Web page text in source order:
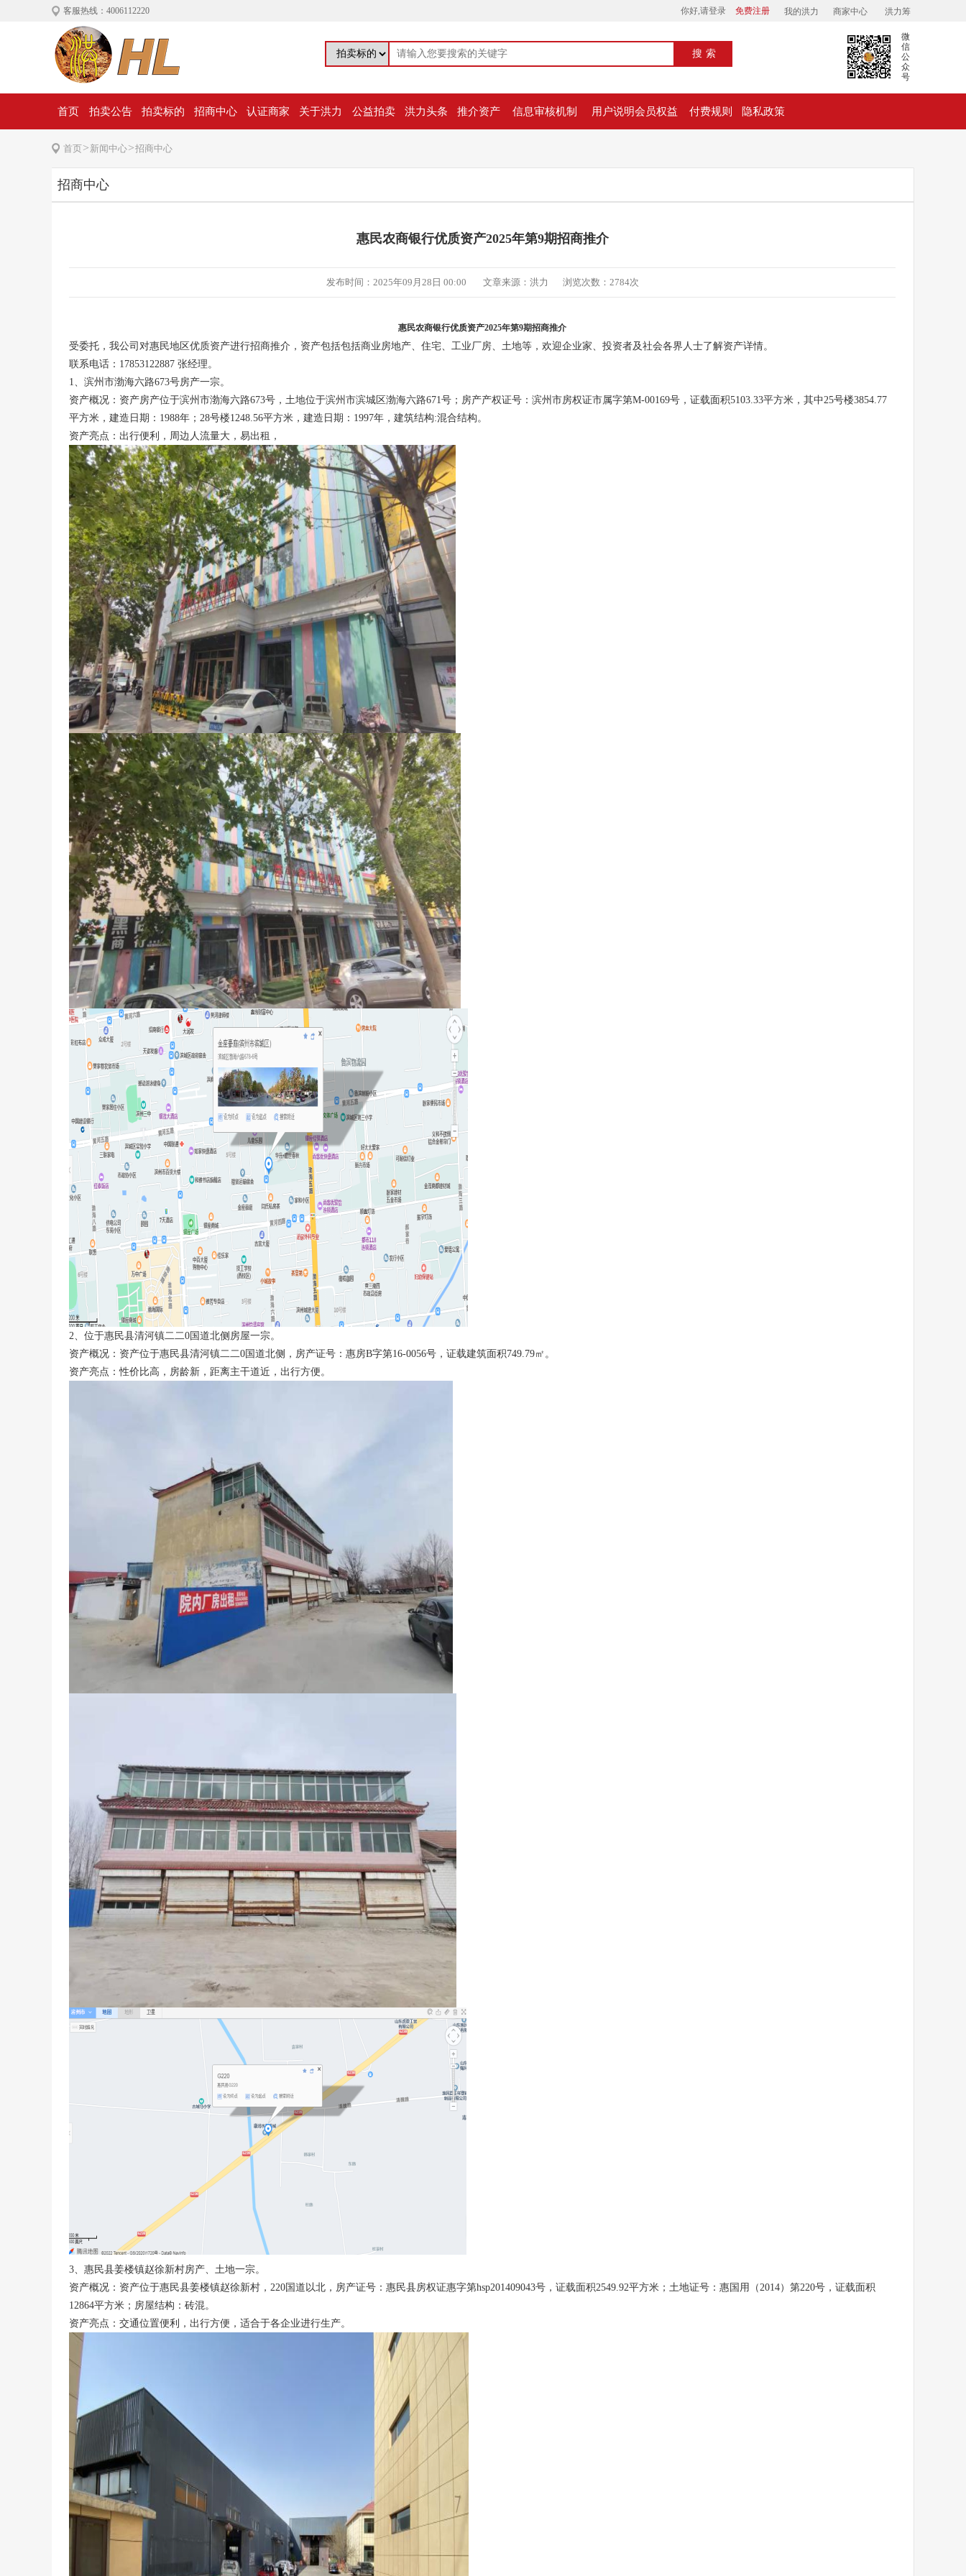
客服热线：4006112220 你好,请登录 免费注册 我的洪力 商家中心 洪力筹
搜索
微
信
公
众
号
首页 拍卖公告 拍卖标的 招商中心 认证商家 关于洪力 公益拍卖 洪力头条 推介资产 信息审核机制 用户说明会员权益 付费规则 隐私政策
首页> 新闻中心>招商中心
招商中心
惠民农商银行优质资产2025年第9期招商推介
发布时间：2025年09月28日 00:00 文章来源：洪力 浏览次数：2784次
惠民农商银行优质资产2025年第9期招商推介
受委托，我公司对惠民地区优质资产进行招商推介，资产包括包括商业房地产、住宅、工业厂房、土地等，欢迎企业家、投资者及社会各界人士了解资产详情。
联系电话：17853122887 张经理。
1、滨州市渤海六路673号房产一宗。
资产概况：资产房产位于滨州市渤海六路673号，土地位于滨州市滨城区渤海六路671号；房产产权证号：滨州市房权证市属字第M-00169号，证载面积5103.33平方米，其中25号楼3854.77
平方米，建造日期：1988年；28号楼1248.56平方米，建造日期：1997年，建筑结构:混合结构。
资产亮点：出行便利，周边人流量大，易出租，
2、位于惠民县清河镇二二0国道北侧房屋一宗。
资产概况：资产位于惠民县清河镇二二0国道北侧，房产证号：惠房B字第16-0056号，证载建筑面积749.79㎡。
资产亮点：性价比高，房龄新，距离主干道近，出行方便。
3、惠民县姜楼镇赵徐新村房产、土地一宗。
资产概况：资产位于惠民县姜楼镇赵徐新村，220国道以北，房产证号：惠民县房权证惠字第hsp201409043号，证载面积2549.92平方米；土地证号：惠国用（2014）第220号，证载面积
12864平方米；房屋结构：砖混。
资产亮点：交通位置便利，出行方便，适合于各企业进行生产。